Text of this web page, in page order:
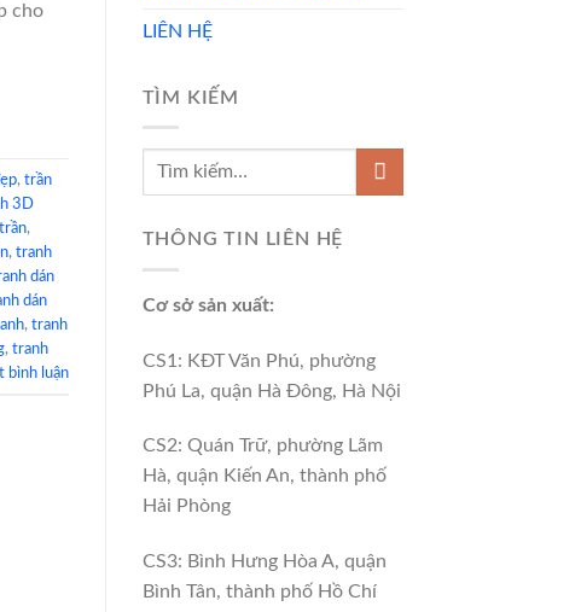
cho
, trần
3D
,
, tranh
dán
dán
, tranh
, tranh
bình luận
LIÊN HỆ
TÌM KIẾM
THÔNG TIN LIÊN HỆ
Cơ sở sản xuất:
CS1: KĐT Văn Phú, phường
Phú La, quận Hà Đông, Hà Nội
CS2: Quán Trữ, phường Lãm
Hà, quận Kiến An, thành phố
Hải Phòng
CS3: Bình Hưng Hòa A, quận
Bình Tân, thành phố Hồ Chí